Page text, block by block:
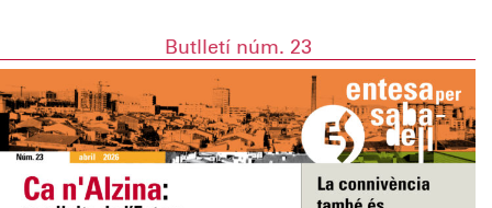
Butlletí núm. 23